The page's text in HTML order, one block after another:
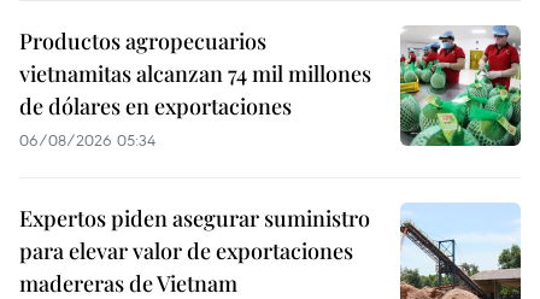
Productos agropecuarios
vietnamitas alcanzan 74 mil millones
de dólares en exportaciones
06/08/2026 05:34
Expertos piden asegurar suministro
para elevar valor de exportaciones
madereras de Vietnam